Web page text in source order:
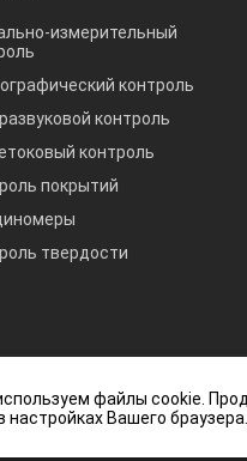
измерительный
контроль
контроль
контроль
покрытий
твердости
файлы cookie.
Вашего браузера.